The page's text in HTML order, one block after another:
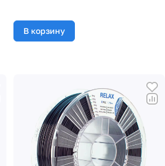
В корзину